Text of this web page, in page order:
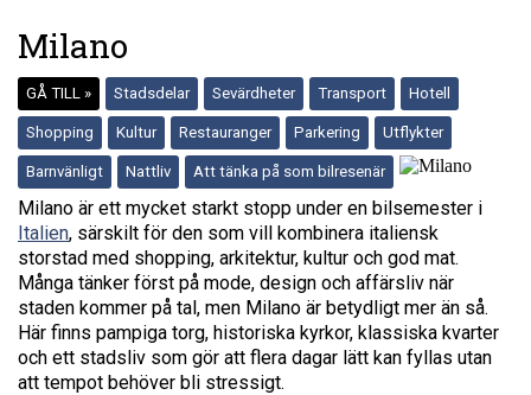
Milano
GÅ TILL » Stadsdelar Sevärdheter Transport Hotell
Shopping Kultur Restauranger Parkering Utflykter
Barnvänligt Nattliv Att tänka på som bilresenär
Milano är ett mycket starkt stopp under en bilsemester i
Italien, särskilt för den som vill kombinera italiensk
storstad med shopping, arkitektur, kultur och god mat.
Många tänker först på mode, design och affärsliv när
staden kommer på tal, men Milano är betydligt mer än så.
Här finns pampiga torg, historiska kyrkor, klassiska kvarter
och ett stadsliv som gör att flera dagar lätt kan fyllas utan
att tempot behöver bli stressigt.